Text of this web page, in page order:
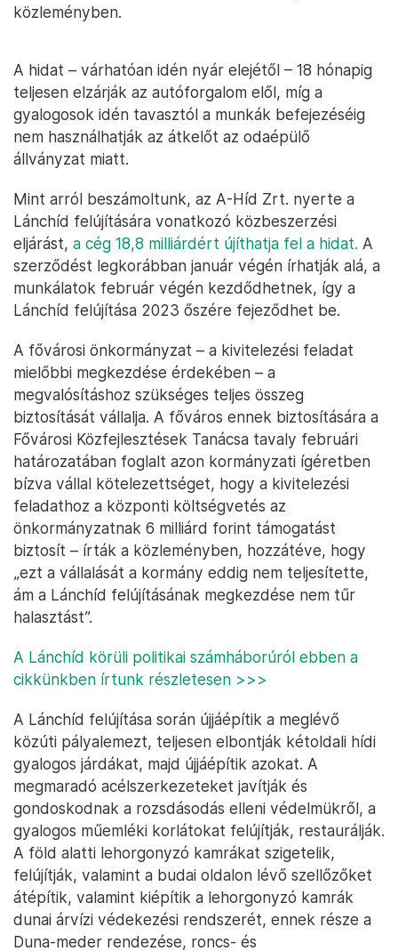
közleményben.
A hidat – várhatóan idén nyár elejétől – 18 hónapig
teljesen elzárják az autóforgalom elől, míg a
gyalogosok idén tavasztól a munkák befejezéséig
nem használhatják az átkelőt az odaépülő
állványzat miatt.
Mint arról beszámoltunk, az A-Híd Zrt. nyerte a
Lánchíd felújítására vonatkozó közbeszerzési
eljárást, a cég 18,8 milliárdért újíthatja fel a hidat. A
szerződést legkorábban január végén írhatják alá, a
munkálatok február végén kezdődhetnek, így a
Lánchíd felújítása 2023 őszére fejeződhet be.
A fővárosi önkormányzat – a kivitelezési feladat
mielőbbi megkezdése érdekében – a
megvalósításhoz szükséges teljes összeg
biztosítását vállalja. A főváros ennek biztosítására a
Fővárosi Közfejlesztések Tanácsa tavaly februári
határozatában foglalt azon kormányzati ígéretben
bízva vállal kötelezettséget, hogy a kivitelezési
feladathoz a központi költségvetés az
önkormányzatnak 6 milliárd forint támogatást
biztosít – írták a közleményben, hozzátéve, hogy
„ezt a vállalását a kormány eddig nem teljesítette,
ám a Lánchíd felújításának megkezdése nem tűr
halasztást”.
A Lánchíd körüli politikai számháborúról ebben a
cikkünkben írtunk részletesen >>>
A Lánchíd felújítása során újjáépítik a meglévő
közúti pályalemezt, teljesen elbontják kétoldali hídi
gyalogos járdákat, majd újjáépítik azokat. A
megmaradó acélszerkezeteket javítják és
gondoskodnak a rozsdásodás elleni védelmükről, a
gyalogos műemléki korlátokat felújítják, restaurálják.
A föld alatti lehorgonyzó kamrákat szigetelik,
felújítják, valamint a budai oldalon lévő szellőzőket
átépítik, valamint kiépítik a lehorgonyzó kamrák
dunai árvízi védekezési rendszerét, ennek része a
Duna-meder rendezése, roncs- és